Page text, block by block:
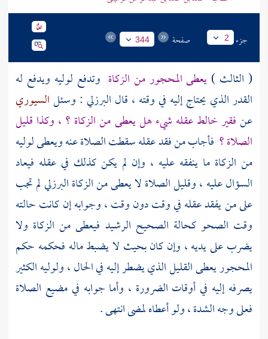
جزء 2 صفحة 344
( الثالث ) يعطى المحجور من الزكاة وتدفع لوليه ويدفع له
القدر الذي يحتاج إليه في وقته ، قال البرزلي : وسئلالسيوري
عنفقير خالط عقله شيء هل يعطى من الزكاة ؟ ، وكذا قليل
الصلاة ؟ فأجاب من فقد عقله سقطت الصلاة عنه ويعطى لوليه
من الزكاة ما ينفقه عليه ، وإن لم يكن كذلك في عقله فيعاد
السؤال عليه ، وقليل الصلاة لا يعطى من الزكاةالبرزليلم تجب
على من يفقد عقله في وقت دون وقت ، وجوابه إن كانت حالته
وقت الصحو كحالة الصحيح الرشيد فيعطى من الزكاة ولا
يضرب على يديه ، وإن كان بحيث لا يضبط ماله فحكمه حكم
المحجور يعطى القليل الذي يضطر إليه في الحال ، ولوليه الكثير
يصرفه إليه في أوقات الضرورة ، وأما جوابه في مضيع الصلاة
فعلى وجه الشدة ، ولو أعطاه لمضى انتهى .